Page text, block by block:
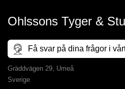
Ohlssons Tyger &
Få svar på dina frågor i
Gräddvägen 29, Umeå
Sverige